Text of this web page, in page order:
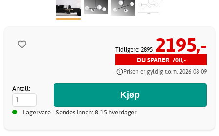
Tidligere: 2895,-2195,-
DU SPARER: 700,-
Prisen er gyldig t.o.m. 2026-08-09
Antall:
Lagervare - Sendes innen: 8-15 hverdager